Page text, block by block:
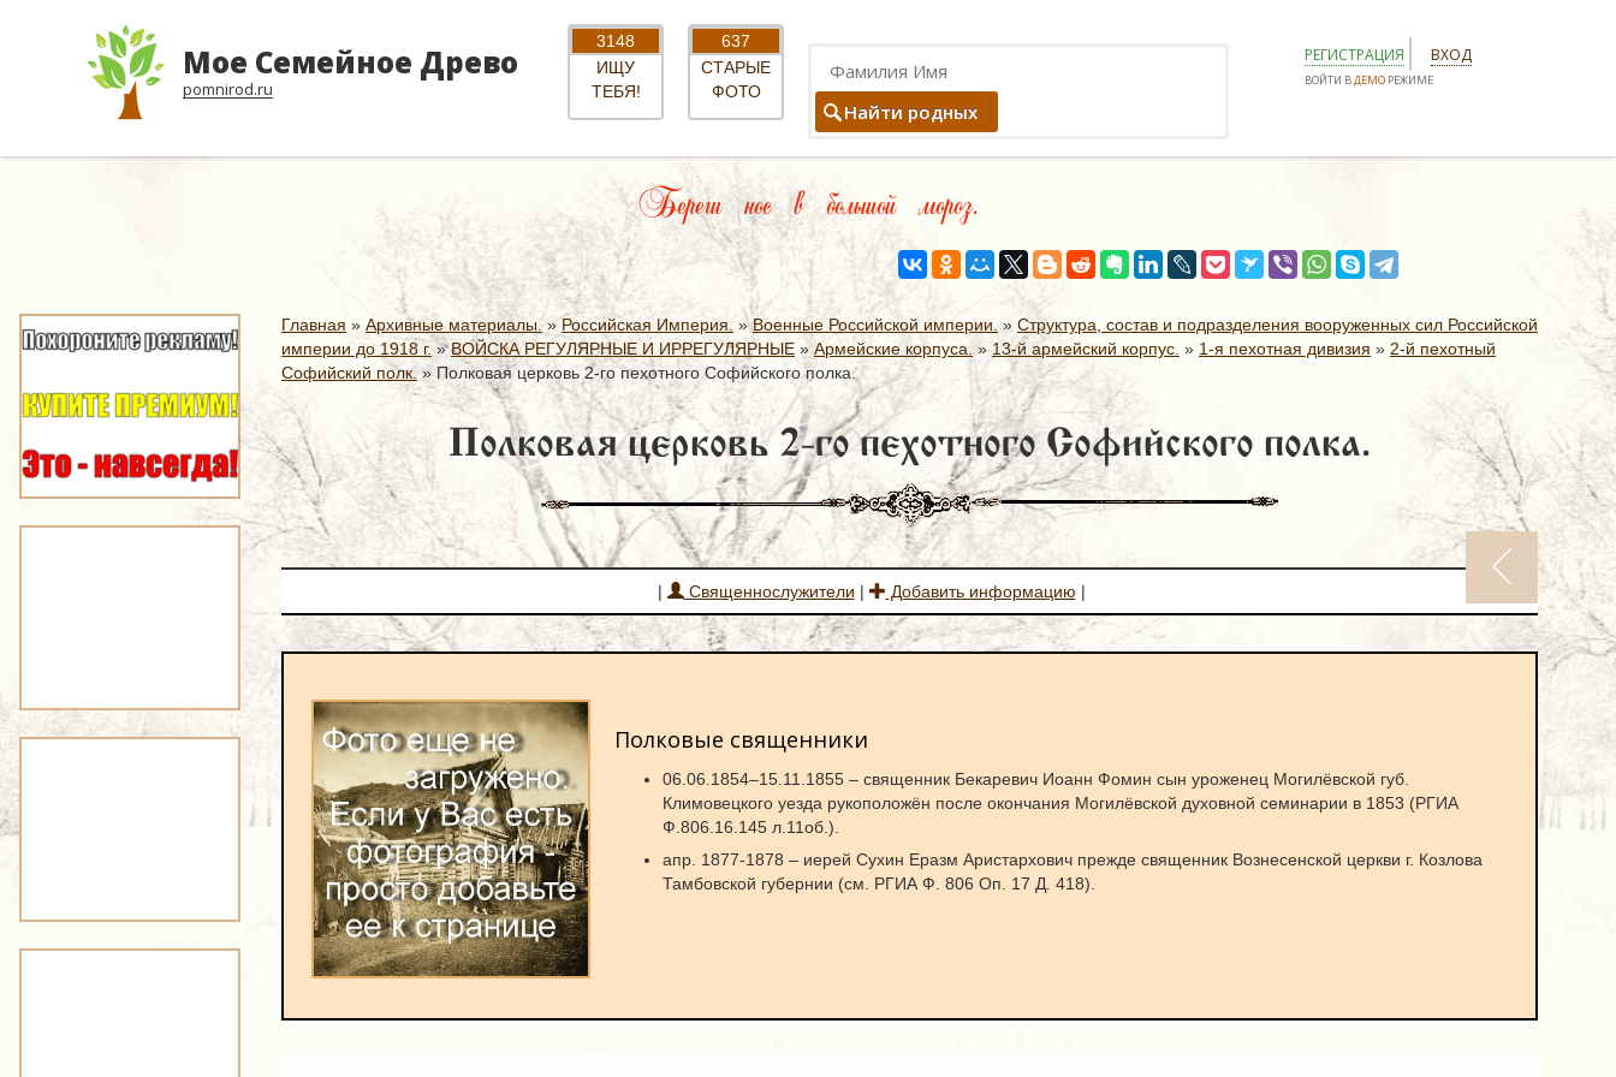
Мое Семейное Древо
pomnirod.ru
3148
ИЩУ
ТЕБЯ!
637
СТАРЫЕ
ФОТО
Найти родных
РЕГИСТРАЦИЯ ВХОД
ВОЙТИ ВДЕМО РЕЖИМЕ
Береги нос в большой мороз.
Главная » Архивные материалы. »Российская Империя. »Военные Российской империи. » Структура, состав и подразделения вооруженных сил Российской
империи до 1918 г.»ВОЙСКА РЕГУЛЯРНЫЕ И ИРРЕГУЛЯРНЫЕ » Армейские корпуса. » 13-й армейский корпус. » 1-я пехотная дивизия » 2-й пехотный
Софийский полк. » Полковая церковь 2-го пехотного Софийского полка.
Полковая церковь 2-го пехотного Софийского полка.
| Священнослужители | Добавить информацию |
Полковые священники
06.06.1854–15.11.1855 – священник Бекаревич Иоанн Фомин сын уроженец Могилёвской губ.
Климовецкого уезда рукоположён после окончания Могилёвской духовной семинарии в 1853 (РГИА
Ф.806.16.145 л.11об.).
апр. 1877-1878 – иерей Сухин Еразм Аристархович прежде священник Вознесенской церкви г. Козлова
Тамбовской губернии (см. РГИА Ф. 806 Оп. 17 Д. 418).